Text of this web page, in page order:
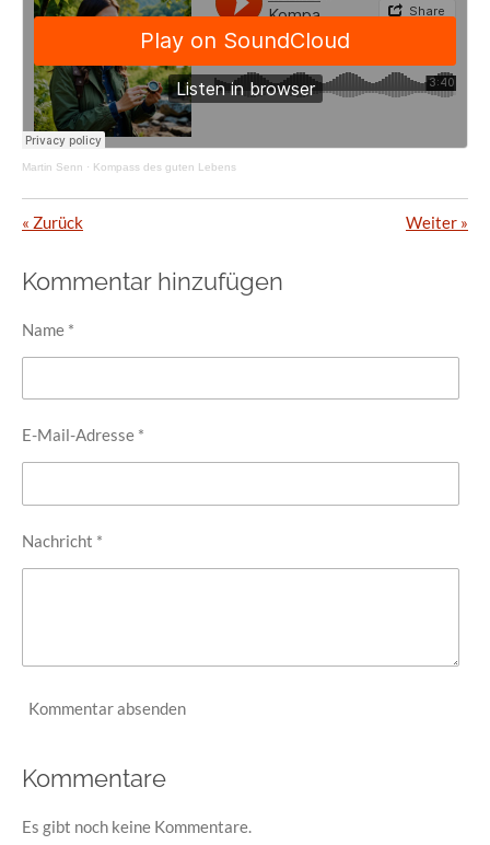
Martin Senn · Kompass des guten Lebens
« Zurück Weiter »
Kommentar hinzufügen
Name *
E-Mail-Adresse *
Nachricht *
Kommentar absenden
Kommentare
Es gibt noch keine Kommentare.